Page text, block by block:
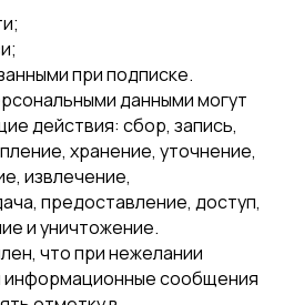
при подписке.
данными могут
действия: сбор, запись,
хранение, уточнение,
извлечение,
предоставление, доступ,
и уничтожение.
что при нежелании
информационные сообщения